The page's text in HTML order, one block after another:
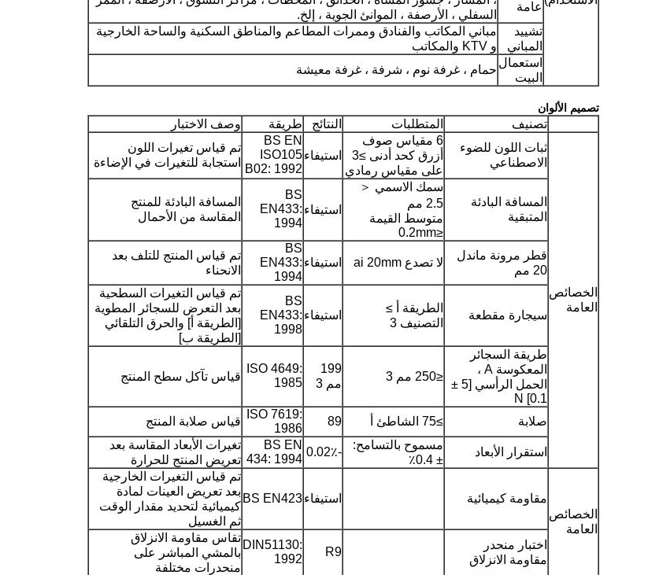
اترك رسالة
إرسال
عامة
السفلي ، الأرصفة ، الموانئ الجوية ، إلخ.
تشييد
المباني
مباني المكاتب والفنادق وممرات المطاعم والمناطق السكنية والساحة الخارجية
و KTV والمكاتب
استعمال
البيت
حمام ، غرفة نوم ، شرفة ، غرفة معيشة
تصميم الألوان
تصنيف المتطلبات النتائج طريقة وصف الاختبار
الخصائص
العامة
ثبات اللون للضوء
الاصطناعي
6 مقياس صوف
أزرق كحد أدنى ≥3
على مقياس رمادي
استيفاء
BS EN
ISO105
B02: 1992
تم قياس تغيرات اللون
استجابة للتغيرات في الإضاءة
المسافة البادئة
المتبقية
سمك الاسمي ＜
2.5 مم
متوسط ​​القيمة
≤0.2mm
استيفاء
BS
EN433:
1994
المسافة البادئة للمنتج
المقاسة من الأحمال
قطر مرونة ماندل
20 مم
لا تصدع ai 20mm استيفاء
BS
EN433:
1994
تم قياس المنتج للتلف بعد
الانحناء
سيجارة مقطعة
الطريقة أ ≥
التصنيف 3
استيفاء
BS
EN433:
1998
تم قياس التغيرات السطحية
بعد التعرض للسجائر المطوية
[الطريقة أ] والحرق التلقائي
[الطريقة ب]
طريقة السجائر
المعكوسة A ،
الحمل الرأسي [5 ±
0.1] N
≤250 مم 3
199
مم 3
ISO 4649:
1985
قياس تآكل سطح المنتج
صلابة ≥75 الشاطئ أ 89
ISO 7619:
1986
قياس صلابة المنتج
استقرار الأبعاد
مسموح بالتسامح:
± 0.4٪
-0.02٪
BS EN
434: 1994
تغيرات الأبعاد المقاسة بعد
تعريض المنتج للحرارة
الخصائص
العامة
مقاومة كيميائية استيفاءBS EN423
تم قياس التغيرات الخارجية
بعد تعريض العينات لمادة
كيميائية لتحديد مقدار الوقت
ثم الغسيل
اختبار منحدر
مقاومة الانزلاق
R9
DIN51130:
1992
تقاس مقاومة الانزلاق
بالمشي المباشر على
منحدرات مختلفة